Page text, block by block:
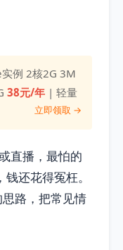
例 2核2G 3M
38元/年 | 轻量
立即领取 →
直播，最怕的
还花得冤枉。
路，把常见情